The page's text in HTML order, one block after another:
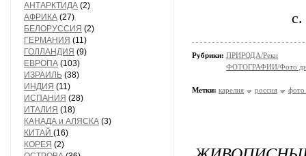
АНТАРКТИДА (2)
АФРИКА (27)
БЕЛОРУССИЯ (2)
ГЕРМАНИЯ (11)
ГОЛЛАНДИЯ (9)
ЕВРОПА (103)
ИЗРАИЛЬ (38)
ИНДИЯ (11)
ИСПАНИЯ (28)
ИТАЛИЯ (18)
КАНАДА и АЛЯСКА (3)
КИТАЙ (16)
КОРЕЯ (2)
Рубрики: ПРИРОДА/Реки
ФОТОГРАФИИ/Фото
Метки: карелия россия фото